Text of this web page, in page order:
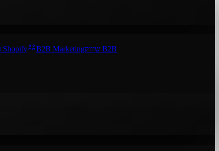
פרסום Shopify B2B Marketing
שיווק B2B